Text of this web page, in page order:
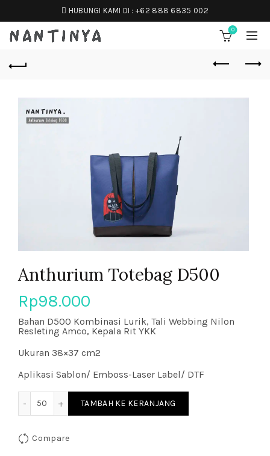
HUBUNGI KAMI DI :+62 888 6835 002
0
Anthurium Totebag D500
Rp98.000
Bahan D500 Kombinasi Lurik, Tali Webbing Nilon
Resleting Amco, Kepala Rit YKK
Ukuran 38×37 cm2
Aplikasi Sablon/ Emboss-Laser Label/ DTF
Kuantitas Anthurium Totebag D500
TAMBAH KE KERANJANG
Compare